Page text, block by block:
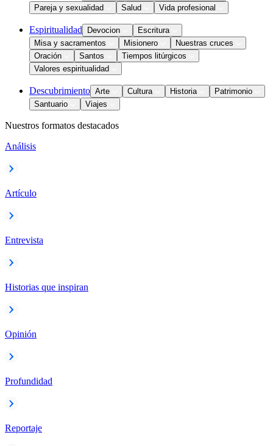
Pareja y sexualidad
Salud Vida profesional
Espiritualidad Devocion
Escritura
Misa y sacramentos
Misionero
Nuestras cruces
Oración
Santos
Tiempos litúrgicos
Valores espiritualidad
Descubrimiento Arte Cultura Historia
Patrimonio
Santuario
Viajes
Nuestros formatos destacados
Análisis
Artículo
Entrevista
Historias que inspiran
Opinión
Profundidad
Reportaje